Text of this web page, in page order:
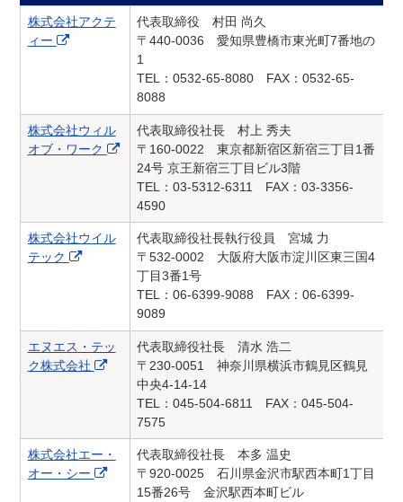
株式会社アクテ
ィー
代表取締役 村田 尚久
〒440-0036 愛知県豊橋市東光町7番地の
1
TEL：0532-65-8080 FAX：0532-65-
8088
株式会社ウィル
オブ・ワーク
代表取締役社長 村上 秀夫
〒160-0022 東京都新宿区新宿三丁目1番
24号 京王新宿三丁目ビル3階
TEL：03-5312-6311 FAX：03-3356-
4590
株式会社ウイル
テック
代表取締役社長執行役員 宮城 力
〒532-0002 大阪府大阪市淀川区東三国4
丁目3番1号
TEL：06-6399-9088 FAX：06-6399-
9089
エヌエス・テッ
ク株式会社
代表取締役社長 清水 浩二
〒230-0051 神奈川県横浜市鶴見区鶴見
中央4-14-14
TEL：045-504-6811 FAX：045-504-
7575
株式会社エー・
オー・シー
代表取締役社長 本多 温史
〒920-0025 石川県金沢市駅西本町1丁目
15番26号 金沢駅西本町ビル